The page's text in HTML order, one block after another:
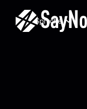
Sprache